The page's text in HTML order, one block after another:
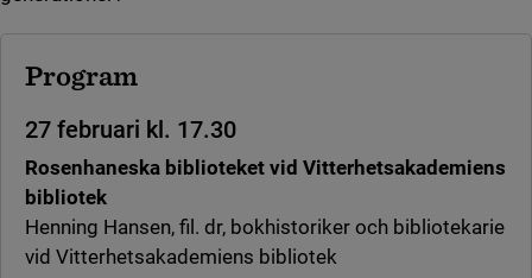
Program
27 februari kl. 17.30
Rosenhaneska biblioteket vid Vitterhetsakademiens
bibliotek
Henning Hansen, fil. dr, bokhistoriker och bibliotekarie
vid Vitterhetsakademiens bibliotek